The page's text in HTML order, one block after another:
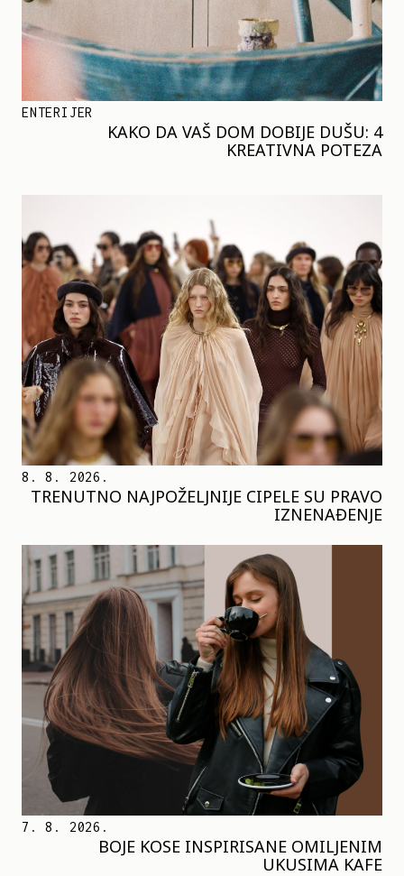
ENTERIJER
KAKO DA VAŠ DOM DOBIJE DUŠU: 4
KREATIVNA POTEZA
8. 8. 2026.
TRENUTNO NAJPOŽELJNIJE CIPELE SU PRAVO
IZNENAĐENJE
7. 8. 2026.
BOJE KOSE INSPIRISANE OMILJENIM
UKUSIMA KAFE